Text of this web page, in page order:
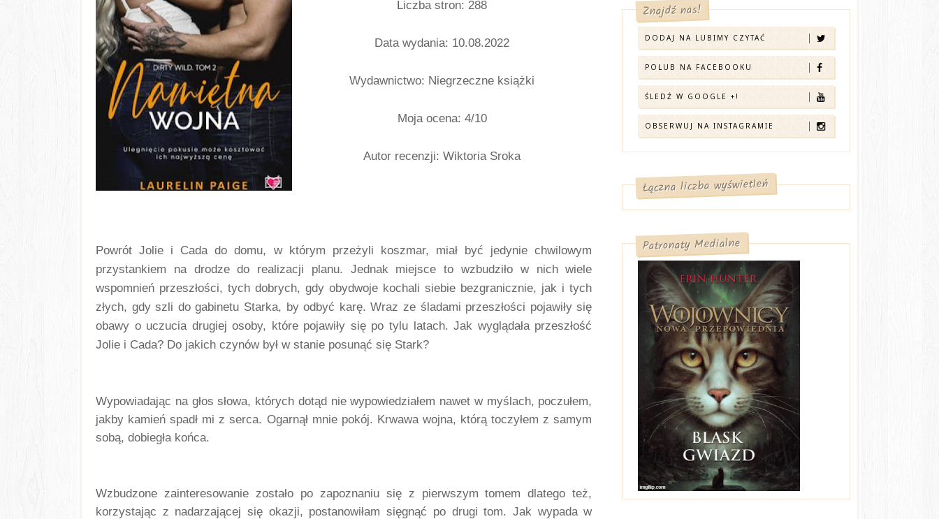
Liczba stron: 288
Data wydania: 10.08.2022
Wydawnictwo: Niegrzeczne książki
Moja ocena: 4/10
Autor recenzji: Wiktoria Sroka
Powrót Jolie i Cada do domu, w którym przeżyli koszmar, miał być jedynie chwilowym
przystankiem na drodze do realizacji planu. Jednak miejsce to wzbudziło w nich wiele
wspomnień przeszłości, tych dobrych, gdy obydwoje kochali siebie bezgranicznie, jak i tych
złych, gdy szli do gabinetu Starka, by odbyć karę. Wraz ze śladami przeszłości pojawiły się
obawy o uczucia drugiej osoby, które pojawiły się po tylu latach. Jak wyglądała przeszłość
Jolie i Cada? Do jakich czynów był w stanie posunąć się Stark?
Wypowiadając na głos słowa, których dotąd nie wypowiedziałem nawet w myślach, poczułem,
jakby kamień spadł mi z serca. Ogarnął mnie pokój. Krwawa wojna, którą toczyłem z samym
sobą, dobiegła końca.
Wzbudzone zainteresowanie zostało po zapoznaniu się z pierwszym tomem dlatego też,
korzystając z nadarzającej się okazji, postanowiłam sięgnąć po drugi tom. Jak wypada w
Znajdź nas!
DODAJ NA LUBIMY CZYTAĆ
POLUB NA FACEBOOKU
ŚLEDŹ W GOOGLE +!
OBSERWUJ NA INSTAGRAMIE
Łączna liczba wyświetleń
Patronaty Medialne